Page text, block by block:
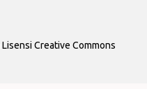
Lisensi Creative Commons